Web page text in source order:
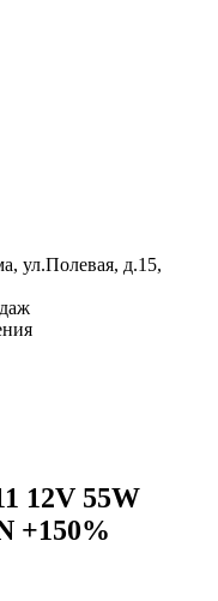
ул.Полевая, д.15,
12V 55W
+150%